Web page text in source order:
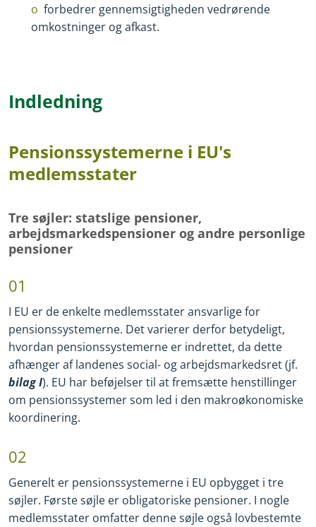
forbedrer gennemsigtigheden vedrørende
omkostninger og afkast.
Indledning
Pensionssystemerne i EU's
medlemsstater
Tre søjler: statslige pensioner,
arbejdsmarkedspensioner og andre personlige
pensioner
01
I EU er de enkelte medlemsstater ansvarlige for
pensionssystemerne. Det varierer derfor betydeligt,
hvordan pensionssystemerne er indrettet, da dette
afhænger af landenes social- og arbejdsmarkedsret (jf.
bilag I). EU har beføjelser til at fremsætte henstillinger
om pensionssystemer som led i den makroøkonomiske
koordinering.
02
Generelt er pensionssystemerne i EU opbygget i tre
søjler. Første søjle er obligatoriske pensioner. I nogle
medlemsstater omfatter denne søjle også lovbestemte